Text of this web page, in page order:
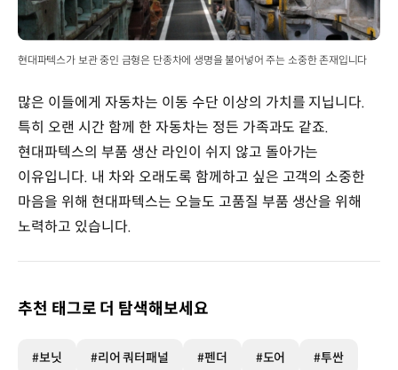
현대파텍스가 보관 중인 금형은 단종차에 생명을 불어넣어 주는 소중한 존재입니다
많은 이들에게 자동차는 이동 수단 이상의 가치를 지닙니다.
특히 오랜 시간 함께 한 자동차는 정든 가족과도 같죠.
현대파텍스의 부품 생산 라인이 쉬지 않고 돌아가는
이유입니다. 내 차와 오래도록 함께하고 싶은 고객의 소중한
마음을 위해 현대파텍스는 오늘도 고품질 부품 생산을 위해
노력하고 있습니다.
추천 태그로 더 탐색해보세요
#보닛 #리어 쿼터패널 #펜더 #도어 #투싼